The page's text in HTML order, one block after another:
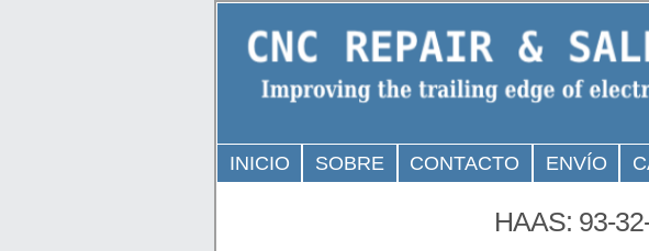
INICIO SOBRE CONTACTO ENVÍO
HAAS: 93-